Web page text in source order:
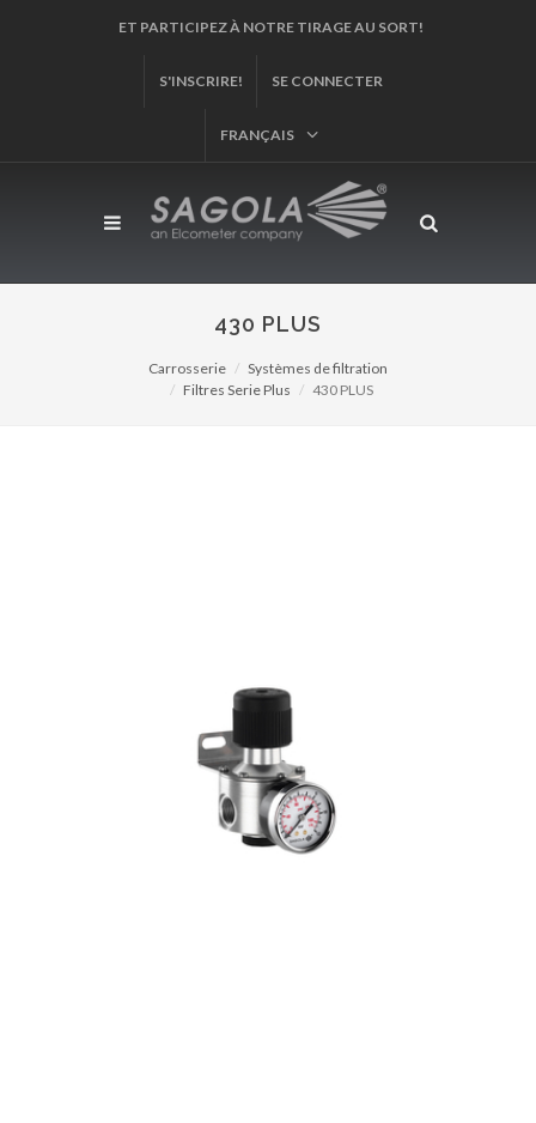
S'INSCRIRE! SE CONNECTER
FRANÇAIS
430 PLUS
Carrosserie
Systèmes de filtration
Filtres Serie Plus
430 PLUS